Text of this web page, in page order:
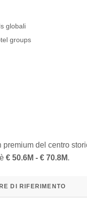
globali
groups
premium del centro
€ 50.6M - € 70.8M.
DI RIFERIMENTO